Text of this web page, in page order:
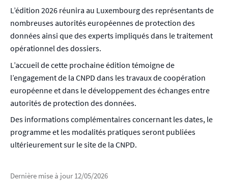
L’édition 2026 réunira au Luxembourg des représentants de
nombreuses autorités européennes de protection des
données ainsi que des experts impliqués dans le traitement
opérationnel des dossiers.
L’accueil de cette prochaine édition témoigne de
l’engagement de la CNPD dans les travaux de coopération
européenne et dans le développement des échanges entre
autorités de protection des données.
Des informations complémentaires concernant les dates, le
programme et les modalités pratiques seront publiées
ultérieurement sur le site de la CNPD.
Dernière mise à jour 12/05/2026